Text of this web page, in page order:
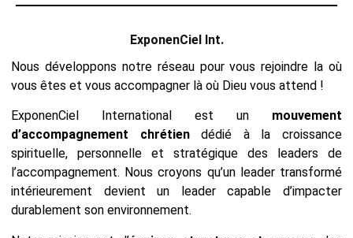
ExponenCiel Int.
Nous développons notre réseau pour vous rejoindre la où
vous êtes et vous accompagner là où Dieu vous attend !
ExponenCiel International est un mouvement
d’accompagnement chrétiendédié à la croissance
spirituelle, personnelle et stratégique des leaders de
l’accompagnement. Nous croyons qu’un leader transformé
intérieurement devient un leader capable d’impacter
durablement son environnement.